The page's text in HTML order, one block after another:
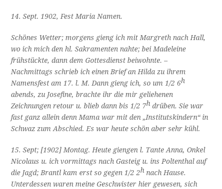
14. Sept. 1902, Fest Maria Namen.
Schönes Wetter; morgens gieng ich mit Margreth nach Hall,
wo ich mich den hl. Sakramenten nahte; bei Madeleine
frühstückte, dann dem Gottesdienst beiwohnte. –
Nachmittags schrieb ich einen Brief an Hilda zu ihrem
Namensfest am 17. l. M. Dann gieng ich, so um 1/2 6h
abends, zu Josefine, brachte ihr die mir geliehenen
Zeichnungen retour u. blieb dann bis 1/2 7h drüben. Sie war
fast ganz allein denn Mama war mit den „Institutskindern“ in
Schwaz zum Abschied. Es war heute schön aber sehr kühl.
15. Sept; [1902] Montag. Heute giengen l. Tante Anna, Onkel
Nicolaus u. ich vormittags nach Gasteig u. ins Poltenthal auf
die Jagd; Brantl kam erst so gegen 1/2 2h nach Hause.
Unterdessen waren meine Geschwister hier gewesen, sich